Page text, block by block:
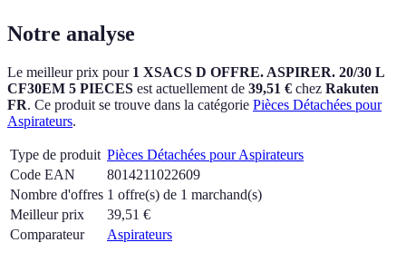
Notre analyse
Le meilleur prix pour 1 XSACS D OFFRE. ASPIRER. 20/30 L
CF30EM 5 PIECES est actuellement de 39,51 € chez Rakuten
FR. Ce produit se trouve dans la catégorie Pièces Détachées pour
Aspirateurs.
Type de produit Pièces Détachées pour Aspirateurs
Code EAN
8014211022609
Nombre d'offres 1 offre(s) de 1 marchand(s)
Meilleur prix
39,51 €
Comparateur
Aspirateurs